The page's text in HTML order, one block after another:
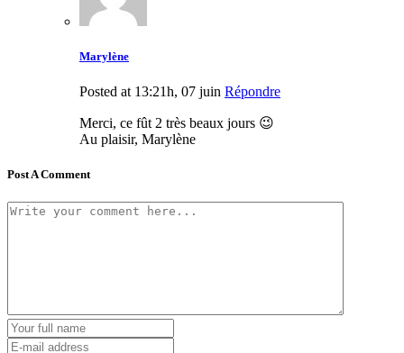
Marylène
Posted at 13:21h, 07 juin Répondre
Merci, ce fût 2 très beaux jours 😉
Au plaisir, Marylène
Post A Comment